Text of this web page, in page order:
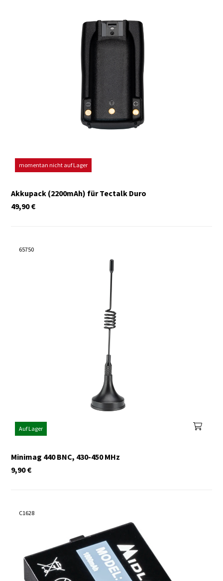
momentan nicht auf Lager
Akkupack (2200mAh) für Tectalk Duro
€
49,90
65750
Auf Lager
Minimag 440 BNC, 430-450 MHz
€
9,90
C1628